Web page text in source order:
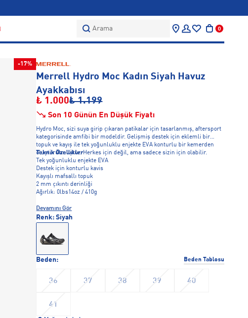
Arama 0
-17%
Merrell Hydro Moc Kadın Siyah Havuz
Ayakkabısı
₺ 1.000₺ 1.199
Son 10 Günün En Düşük Fiyatı
Hydro Moc, sizi suya girip çıkaran patikalar için tasarlanmış, aftersport
kategorisinde amfibi bir modeldir. Gelişmiş destek için eklemli bir
topuk ve kayış ile tek yoğunluklu enjekte EVA konturlu bir kemerden
oluşturulmuştur. Herkes için değil, ama sadece sizin için olabilir.
Teknik Özellikler
Tek yoğunluklu enjekte EVA
Destek için konturlu kavis
Kayışlı mafsallı topuk
2 mm çıkıntı derinliği
Ağırlık: 0lbs14oz / 410g
Devamını Gör
Beden: Beden Tablosu
36 37 38 39 40
41
Renk: Siyah